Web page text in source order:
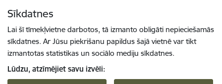
Sīkdatnes
Lai šī tīmekļvietne darbotos, tā izmanto obligāti nepieciešamās
sīkdatnes. Ar Jūsu piekrišanu papildus šajā vietnē var tikt
izmantotas statistikas un sociālo mediju sīkdatnes.
Lūdzu, atzīmējiet savu izvēli: